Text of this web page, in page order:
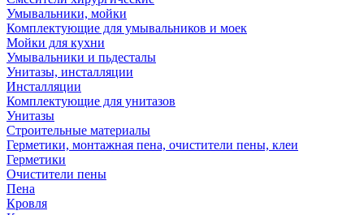
Умывальники, мойки
Комплектующие для умывальников и моек
Мойки для кухни
Умывальники и пьдесталы
Унитазы, инсталляции
Инсталляции
Комплектующие для унитазов
Унитазы
Строительные материалы
Герметики, монтажная пена, очистители пены, клеи
Герметики
Очистители пены
Пена
Кровля